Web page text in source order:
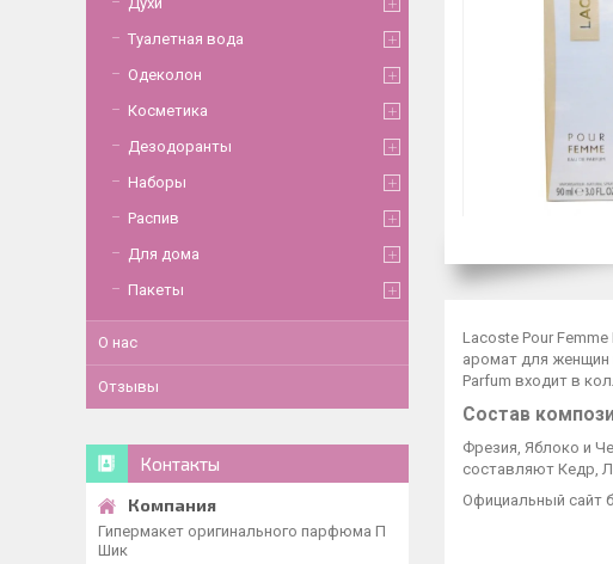
Lacoste Pour
аромат для женщин
Parfum входит в
Состав
Фрезия, Яблоко и
составляют Кедр,
Официальный сайт
Туалетная вода
Одеколон
Косметика
Дезодоранты
Наборы
Распив
Для дома
Пакеты
О нас
Отзывы
Контакты
Гипермакет оригинального парфюма П
Шик